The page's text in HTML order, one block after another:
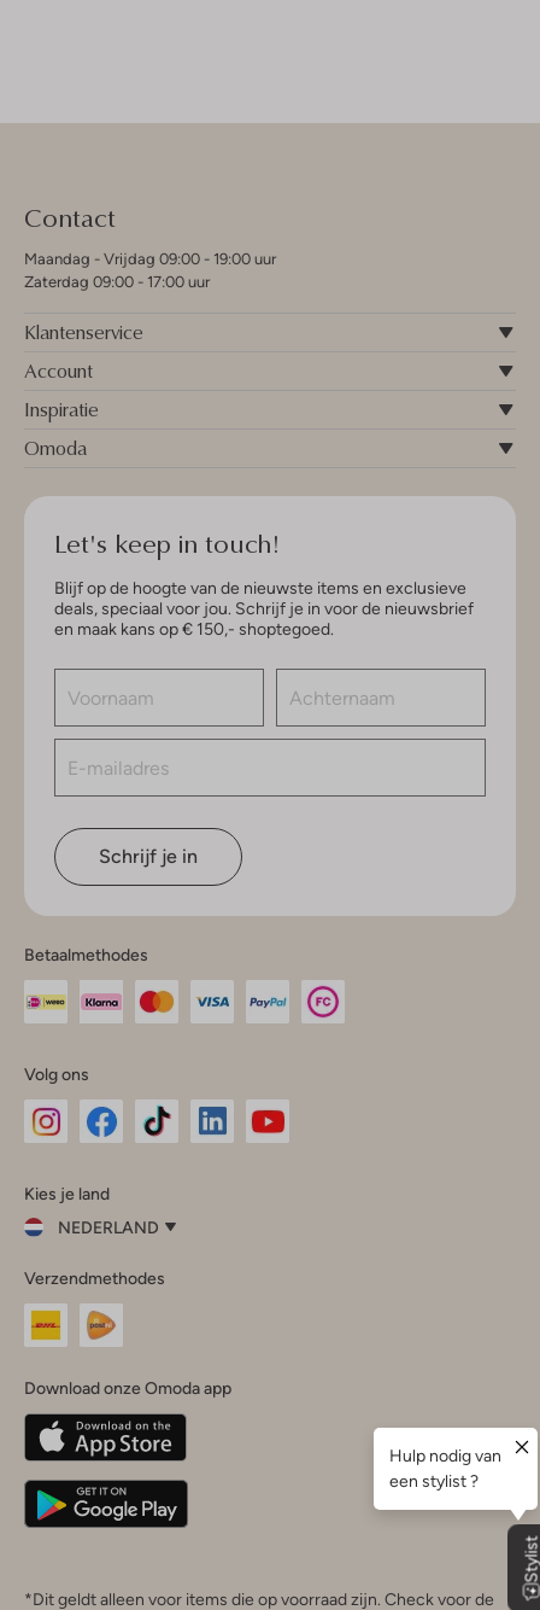
Contact
Maandag - Vrijdag 09:00 - 19:00 uur
Zaterdag 09:00 - 17:00 uur
Klantenservice
Account
Inspiratie
Omoda
Let's keep in touch!
Blijf op de hoogte van de nieuwste items en exclusieve
deals, speciaal voor jou. Schrijf je in voor de nieuwsbrief
en maak kans op € 150,- shoptegoed.
Schrijf je in
Betaalmethodes
Volg ons
InstagramFacebook
Kies je land
NEDERLAND
je
land
Nederland
Belgique(Français)
Deutschland
Verzendmethodes
Download onze Omoda app
*Dit geldt alleen voor items die op voorraad zijn. Check voor de